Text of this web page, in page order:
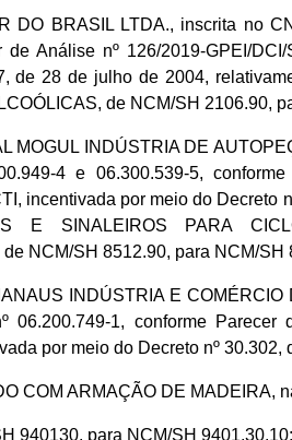
DO BRASIL LTDA., inscrita no
de Análise nº 126/2019-GPEI/
de 28 de julho de 2004,
de NCM/SH 2106.90,
MOGUL INDÚSTRIA DE
4 e 06.300.539-5,
incentivada por meio do Decreto
E SINALEIROS PARA
NCM/SH 8512.90, para NCM/SH
INDÚSTRIA E
06.200.749-1, conforme Parecer
por meio do Decreto nº
COM ARMAÇÃO DE MADEIRA,
940130, para NCM/SH 9401.30.10;